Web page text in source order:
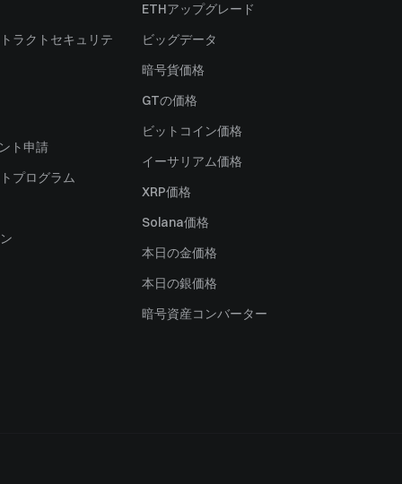
ラクトセキュリテ
ト申請
プログラム
ETHアップグレード
ビッグデータ
暗号貨価格
GTの価格
ビットコイン価格
イーサリアム価格
XRP価格
Solana価格
本日の金価格
本日の銀価格
暗号資産コンバーター